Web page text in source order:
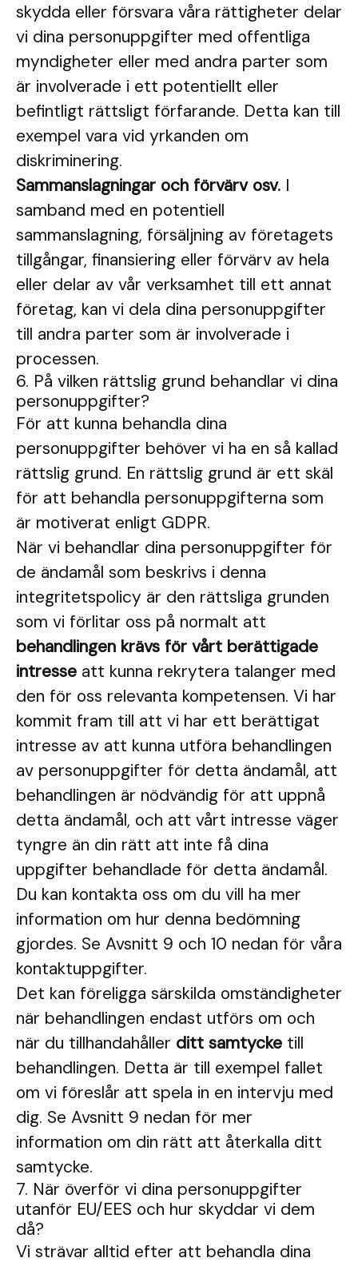
skydda eller försvara våra rättigheter delar
vi dina personuppgifter med offentliga
myndigheter eller med andra parter som
är involverade i ett potentiellt eller
befintligt rättsligt förfarande. Detta kan till
exempel vara vid yrkanden om
diskriminering.
Sammanslagningar och förvärv osv. I
samband med en potentiell
sammanslagning, försäljning av företagets
tillgångar, finansiering eller förvärv av hela
eller delar av vår verksamhet till ett annat
företag, kan vi dela dina personuppgifter
till andra parter som är involverade i
processen.
6. På vilken rättslig grund behandlar vi dina
personuppgifter?
För att kunna behandla dina
personuppgifter behöver vi ha en så kallad
rättslig grund. En rättslig grund är ett skäl
för att behandla personuppgifterna som
är motiverat enligt GDPR.
När vi behandlar dina personuppgifter för
de ändamål som beskrivs i denna
integritetspolicy är den rättsliga grunden
som vi förlitar oss på normalt att
behandlingen krävs för vårt berättigade
intresse att kunna rekrytera talanger med
den för oss relevanta kompetensen. Vi har
kommit fram till att vi har ett berättigat
intresse av att kunna utföra behandlingen
av personuppgifter för detta ändamål, att
behandlingen är nödvändig för att uppnå
detta ändamål, och att vårt intresse väger
tyngre än din rätt att inte få dina
uppgifter behandlade för detta ändamål.
Du kan kontakta oss om du vill ha mer
information om hur denna bedömning
gjordes. Se Avsnitt 9 och 10 nedan för våra
kontaktuppgifter.
Det kan föreligga särskilda omständigheter
när behandlingen endast utförs om och
när du tillhandahåller ditt samtycke till
behandlingen. Detta är till exempel fallet
om vi föreslår att spela in en intervju med
dig. Se Avsnitt 9 nedan för mer
information om din rätt att återkalla ditt
samtycke.
7. När överför vi dina personuppgifter
utanför EU/EES och hur skyddar vi dem
då?
Vi strävar alltid efter att behandla dina